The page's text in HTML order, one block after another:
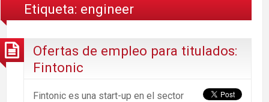
Etiqueta: engineer
Ofertas de empleo para titulados:
Fintonic
Fintonic es una start-up en el sector